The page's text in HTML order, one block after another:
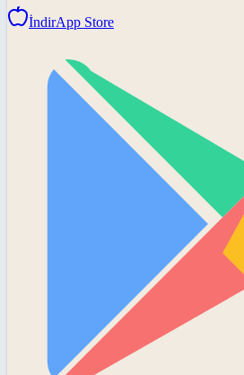
İndirApp Store